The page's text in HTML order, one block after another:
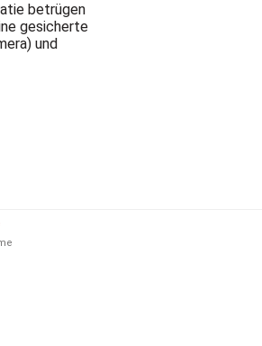
betrügen
gesicherte
und